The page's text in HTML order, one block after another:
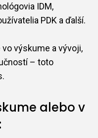
IDM,
PDK a ďalší.
výskume a vývoji,
– toto
alebo v